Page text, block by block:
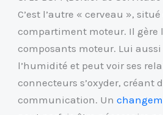
C’est l’autre « cerveau »,
compartiment moteur. Il gère
composants moteur. Lui aussi
l’humidité et peut voir ses
connecteurs s’oxyder, créant
communication. Un